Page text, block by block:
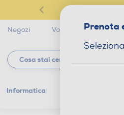
Negozi Volantini Servizi
Informatica
Prenota